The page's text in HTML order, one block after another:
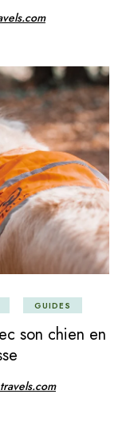
GUIDES
son chien en